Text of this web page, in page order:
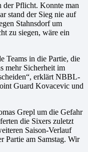
der Pflicht. Konnte man
stand der Sieg nie auf
Stahnsdorf um
zu siegen, wäre ein
Teams in die Partie, die
mehr Sicherheit im
erklärt NBBL-
Guard Kovacevic und
Grepl um die Gefahr
die Sixers zuletzt
Saison-Verlauf
Partie am Samstag. Wir